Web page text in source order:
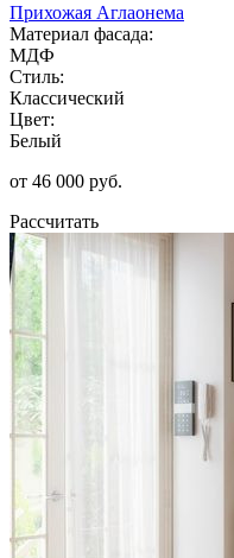
Прихожая Аглаонема
Материал фасада:
МДФ
Стиль:
Классический
Цвет:
Белый
от 46 000 руб.
Рассчитать